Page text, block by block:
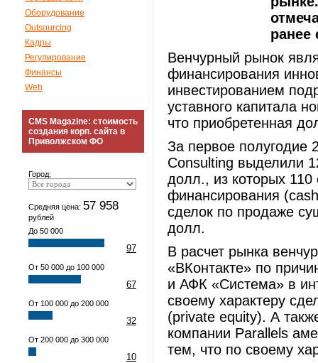
Оборудование
Outsourcing
Кадры
Регулирование
Финансы
Web
CMS Magazine: стоимость
создания корп. сайта в
Приволжском ФО
Город:
Средняя цена: 57 958
рублей
До 50 000
97
От 50 000 до 100 000
67
От 100 000 до 200 000
32
От 200 000 до 300 000
10
ранее
Венчурный рынок
финансирования
инвестированием
уставного капитала
что приобретенная
За первое полугодие
Consulting выделили
долл., из которых 110
финансирования
сделок по продаже
долл.
В расчет рынка
«ВКонтакте» по
и АФК «Система» в
своему характеру
(private equity). А
компании Parallels
тем, что по своему